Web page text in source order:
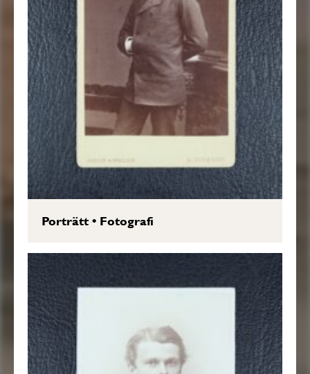
Porträtt• Fotografi